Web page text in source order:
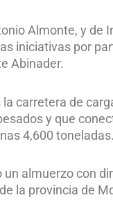
Almonte, y de
iniciativas por
Abinader.
carretera de
y que
4,600 toneladas.
almuerzo con
la provincia de